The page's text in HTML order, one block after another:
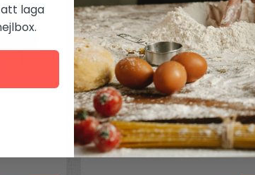
Kavel för barn
Liten kavel för de små
laga